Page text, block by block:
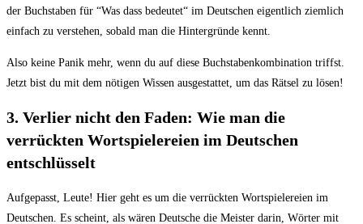
der Buchstaben für ​“Was dass⁢ bedeutet“ im⁣ Deutschen eigentlich ziemlich
‌einfach zu verstehen, sobald man die Hintergründe kennt.
Also keine Panik mehr, wenn du auf diese Buchstabenkombination triffst.
‍Jetzt⁤ bist du mit dem ​nötigen Wissen ausgestattet, um das Rätsel zu lösen!
3. Verlier‍ nicht den Faden: Wie man die
verrückten Wortspielereien im Deutschen
entschlüsselt
Aufgepasst, ​Leute! ‌Hier geht‌ es um die verrückten Wortspielereien⁤ im
Deutschen. Es scheint, als wären Deutsche⁤ die Meister darin, Wörter mit